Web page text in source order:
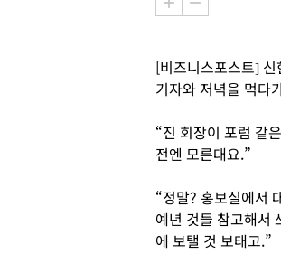
[비즈니스포스트]
기자와 저녁을 먹다
“진 회장이 포럼 같
전엔 모른대요.”
“정말? 홍보실에서
예년 것들 참고해서
에 보탤 것 보태고.”